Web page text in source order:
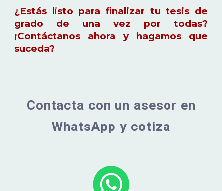
¿Estás listo para finalizar tu tesis de
grado de una vez por todas?
¡Contáctanos ahora y hagamos que
suceda?
Contacta con un asesor en
WhatsApp y cotiza